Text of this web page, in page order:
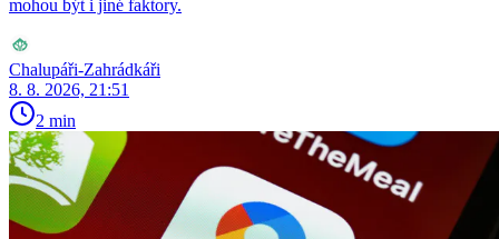
mohou být i jiné faktory.
Chalupáři-Zahrádkáři
8. 8. 2026, 21:51
2 min